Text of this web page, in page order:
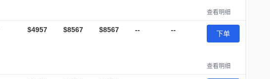
查看明细
$4957 $8567 $8567 -- -- 下单
查看明细